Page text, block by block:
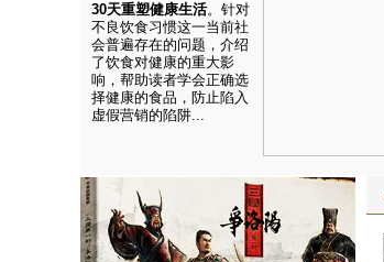
30天重塑健康生活。针对
不良饮食习惯这一当前社
会普遍存在的问题，介绍
了饮食对健康的重大影
响，帮助读者学会正确选
择健康的食品，防止陷入
虚假营销的陷阱...